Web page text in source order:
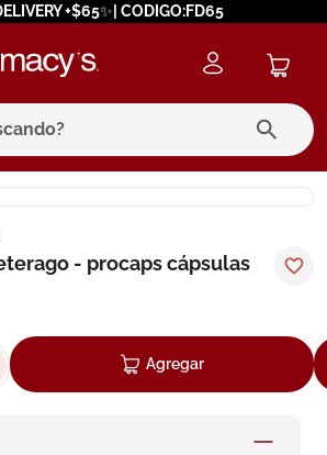
+$65✨| CODIGO:FD65
- procaps cápsulas
Agregar
buscados